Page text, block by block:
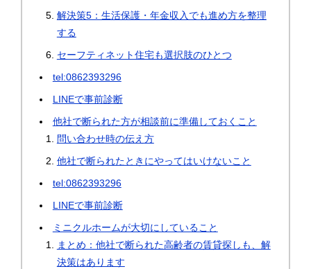
解決策5：生活保護・年金収入でも進め方を整理
する
セーフティネット住宅も選択肢のひとつ
tel:0862393296
LINEで事前診断
他社で断られた方が相談前に準備しておくこと
問い合わせ時の伝え方
他社で断られたときにやってはいけないこと
tel:0862393296
LINEで事前診断
ミニクルホームが大切にしていること
まとめ：他社で断られた高齢者の賃貸探しも、解
決策はあります